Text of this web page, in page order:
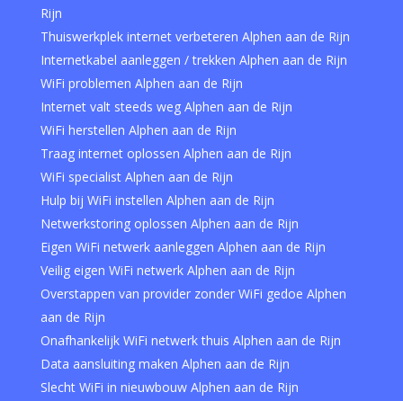
Rijn
Thuiswerkplek internet verbeteren Alphen aan de Rijn
Internetkabel aanleggen / trekken Alphen aan de Rijn
WiFi problemen Alphen aan de Rijn
Internet valt steeds weg Alphen aan de Rijn
WiFi herstellen Alphen aan de Rijn
Traag internet oplossen Alphen aan de Rijn
WiFi specialist Alphen aan de Rijn
Hulp bij WiFi instellen Alphen aan de Rijn
Netwerkstoring oplossen Alphen aan de Rijn
Eigen WiFi netwerk aanleggen Alphen aan de Rijn
Veilig eigen WiFi netwerk Alphen aan de Rijn
Overstappen van provider zonder WiFi gedoe Alphen
aan de Rijn
Onafhankelijk WiFi netwerk thuis Alphen aan de Rijn
Data aansluiting maken Alphen aan de Rijn
Slecht WiFi in nieuwbouw Alphen aan de Rijn